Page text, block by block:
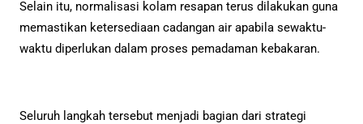
Selain itu, normalisasi kolam resapan terus dilakukan guna
memastikan ketersediaan cadangan air apabila sewaktu-
waktu diperlukan dalam proses pemadaman kebakaran.
Seluruh langkah tersebut menjadi bagian dari strategi